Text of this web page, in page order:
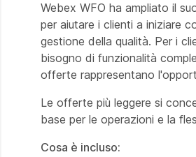
Webex WFO ha ampliato il
per aiutare i clienti a iniziare
gestione della qualità. Per i
bisogno di funzionalità
offerte rappresentano
Le offerte più leggere si
base per le operazioni e la
Cosa è incluso: